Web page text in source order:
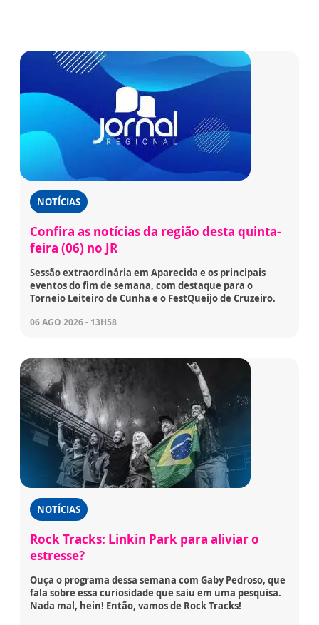
NOTÍCIAS
Confira as notícias da região desta quinta-
feira (06) no JR
Sessão extraordinária em Aparecida e os principais
eventos do fim de semana, com destaque para o
Torneio Leiteiro de Cunha e o FestQueijo de Cruzeiro.
06 AGO 2026 - 13H58
NOTÍCIAS
Rock Tracks: Linkin Park para aliviar o
estresse?
Ouça o programa dessa semana com Gaby Pedroso, que
fala sobre essa curiosidade que saiu em uma pesquisa.
Nada mal, hein! Então, vamos de Rock Tracks!